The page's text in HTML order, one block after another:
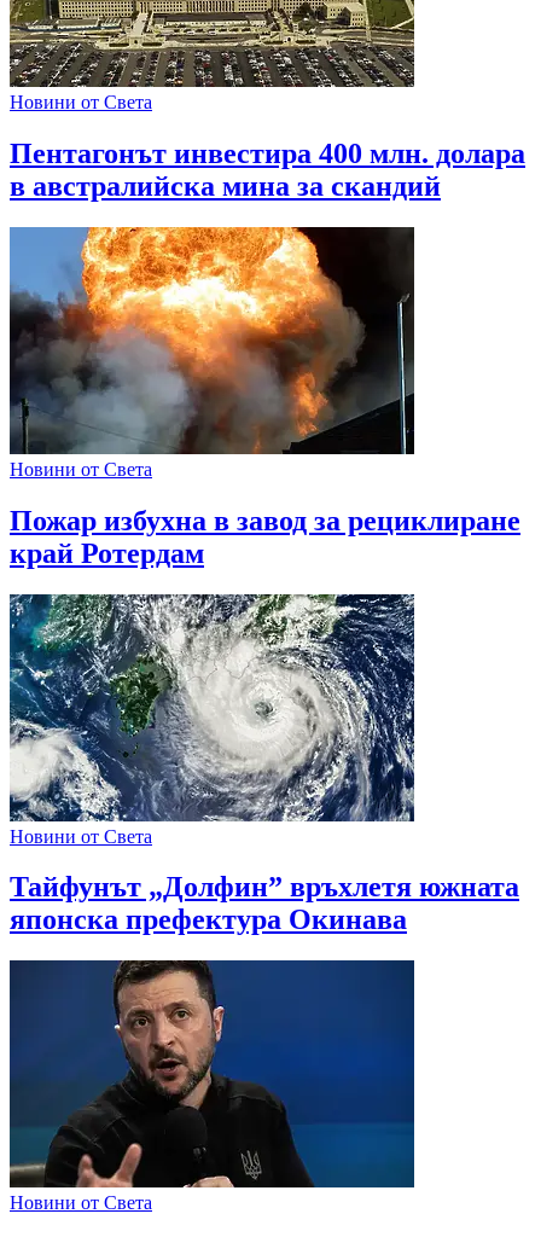
Новини от Света
Пентагонът инвестира 400 млн. долара
в австралийска мина за скандий
Новини от Света
Пожар избухна в завод за рециклиране
край Ротердам
Новини от Света
Тайфунът „Долфин” връхлетя южната
японска префектура Окинава
Новини от Света